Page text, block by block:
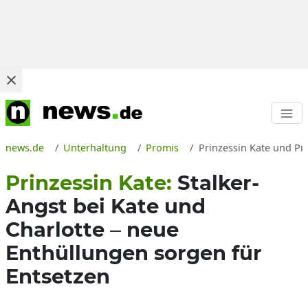
news.de Unterhaltung Promis Prinzessin Kate und
Prinzessin Kate: Stalker-
Angst bei Kate und
Charlotte – neue
Enthüllungen sorgen für
Entsetzen